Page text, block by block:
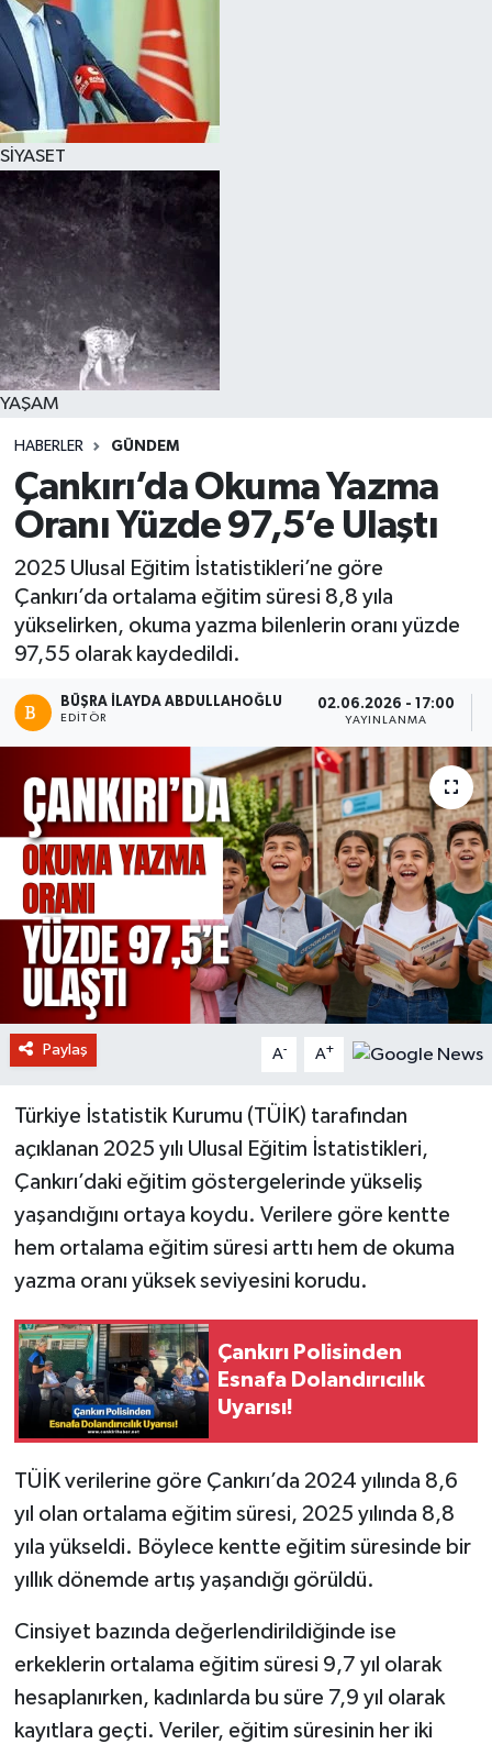
SİYASET
YAŞAM
HABERLER GÜNDEM
Çankırı’da Okuma Yazma
Oranı Yüzde 97,5’e Ulaştı
2025 Ulusal Eğitim İstatistikleri’ne göre
Çankırı’da ortalama eğitim süresi 8,8 yıla
yükselirken, okuma yazma bilenlerin oranı yüzde
97,55 olarak kaydedildi.
BÜŞRA İLAYDA ABDULLAHOĞLU
EDITÖR
02.06.2026 - 17:00
YAYINLANMA
Paylaş A- A+
Türkiye İstatistik Kurumu (TÜİK) tarafından
açıklanan 2025 yılı Ulusal Eğitim İstatistikleri,
Çankırı’daki eğitim göstergelerinde yükseliş
yaşandığını ortaya koydu. Verilere göre kentte
hem ortalama eğitim süresi arttı hem de okuma
yazma oranı yüksek seviyesini korudu.
Çankırı Polisinden
Esnafa Dolandırıcılık
Uyarısı!
TÜİK verilerine göre Çankırı’da 2024 yılında 8,6
yıl olan ortalama eğitim süresi, 2025 yılında 8,8
yıla yükseldi. Böylece kentte eğitim süresinde bir
yıllık dönemde artış yaşandığı görüldü.
Cinsiyet bazında değerlendirildiğinde ise
erkeklerin ortalama eğitim süresi 9,7 yıl olarak
hesaplanırken, kadınlarda bu süre 7,9 yıl olarak
kayıtlara geçti. Veriler, eğitim süresinin her iki